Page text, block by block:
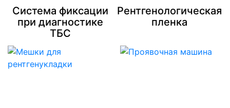
Система фиксации
при диагностике
ТБС
Рентгенологическая
пленка